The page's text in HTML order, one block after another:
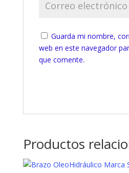
Guarda mi nombre,
web en este navegador
que comente.
Productos